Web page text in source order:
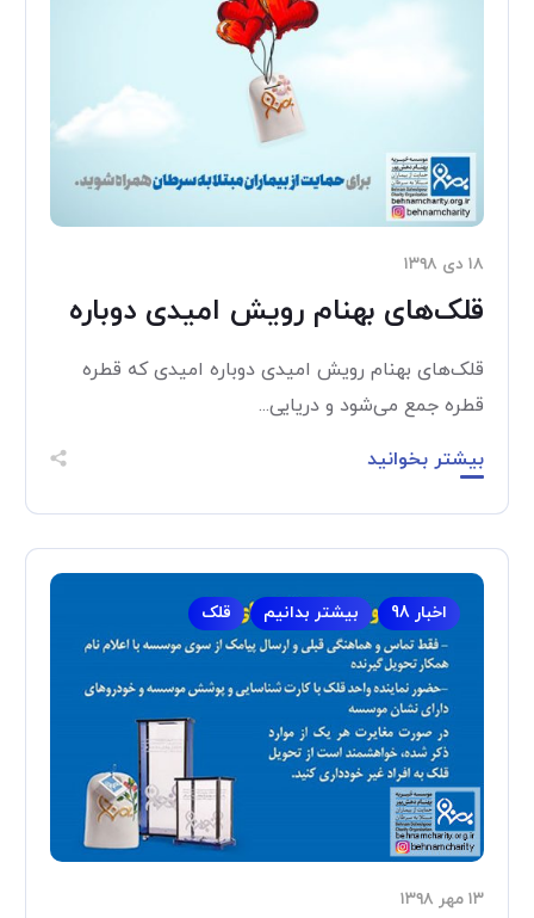
۱۸ دی ۱۳۹۸
قلک‌های بهنام رویش امیدی دوباره
قلک‌های بهنام رویش امیدی دوباره امیدی که قطره
قطره جمع می‌شود و دریایی...
بیشتر بخوانید
اخبار 98 بیشتر بدانیم قلک
۱۳ مهر ۱۳۹۸